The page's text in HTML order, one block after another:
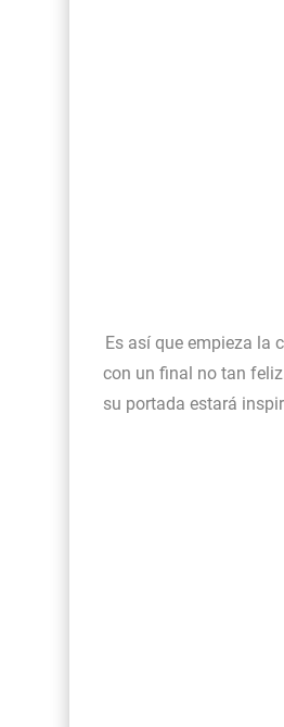
Es así que empieza la
con un final no tan
su portada estará